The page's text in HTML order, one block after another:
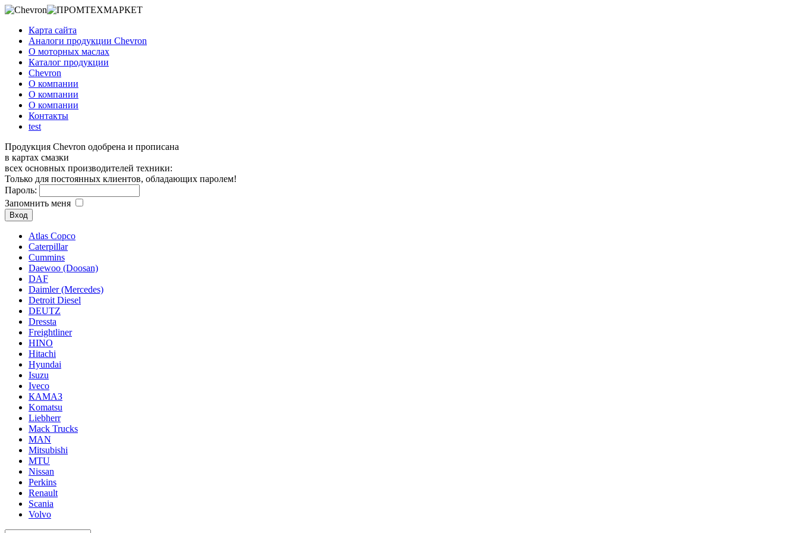
Карта сайта
Аналоги продукции Chevron
О моторных маслах
Каталог продукции
Chevron
О компании
О компании
О компании
Контакты
test
Продукция Chevron одобрена и прописана
в картах смазки
всех основных производителей техники:
Только для постоянных клиентов, обладающих паролем!
Пароль:
Запомнить меня
Atlas Copco
Caterpillar
Cummins
Daewoo (Doosan)
DAF
Daimler (Mercedes)
Detroit Diesel
DEUTZ
Dressta
Freightliner
HINO
Hitachi
Hyundai
Isuzu
Iveco
КАМАЗ
Komatsu
Liebherr
Mack Trucks
MAN
Mitsubishi
MTU
Nissan
Perkins
Renault
Scania
Volvo